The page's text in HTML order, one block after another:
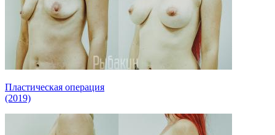
Пластическая операция
(2019)